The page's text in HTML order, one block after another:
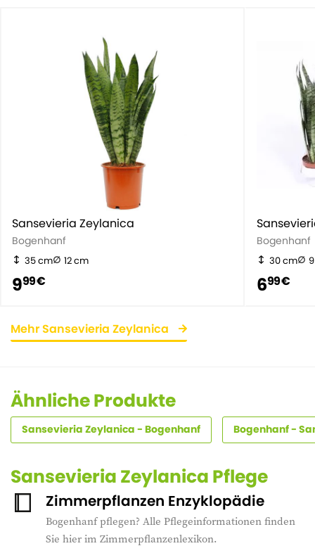
Sansevieria Zeylanica
Bogenhanf
35 cm 12 cm
999 €
Bogenhanf
30 cm
699 €
Mehr Sansevieria Zeylanica
Ähnliche Produkte
Sansevieria Zeylanica - Bogenhanf Bogenhanf -
Sansevieria Zeylanica Pflege
Zimmerpflanzen Enzyklopädie
Bogenhanf pflegen? Alle Pflegeinformationen finden
Sie hier im Zimmerpflanzenlexikon.